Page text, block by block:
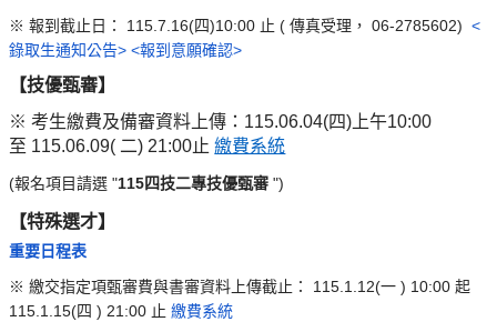
※ 報到截止日： 115.7.16(四)10:00 止 ( 傳真受理， 06-2785602)<
錄取生通知公告> <報到意願確認>
【技優甄審】
※ 考生繳費及備審資料上傳：115.06.04(四)上午10:00
至 115.06.09( 二) 21:00止繳費系統
(報名項目請選 "115四技二專技優甄審 ")
【特殊選才】
重要日程表
※ 繳交指定項甄審費與書審資料上傳截止： 115.1.12(一 ) 10:00起
115.1.15(四 ) 21:00 止繳費系統